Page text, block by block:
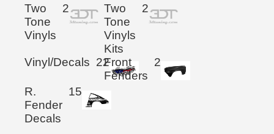
Two
Tone
Vinyls
2
Two
Tone
Vinyls
Kits
2
Vinyl/Decals 22Front
Fenders
2
R.
Fender
Decals
15